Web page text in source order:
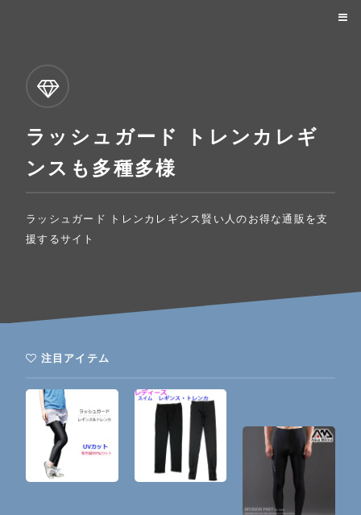
ラッシュガード トレンカレギ
ンスも多種多様
ラッシュガード トレンカレギンス賢い人のお得な通販を支
援するサイト
注目アイテム